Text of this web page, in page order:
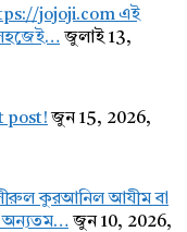
jojoji.com এই
সহজেই… জুলাই 13,
post! জুন 15, 2026,
কুরআনিল আযীম বা
অন্যতম… জুন 10, 2026,